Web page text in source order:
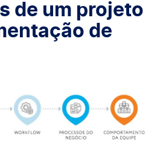
de um projeto
de